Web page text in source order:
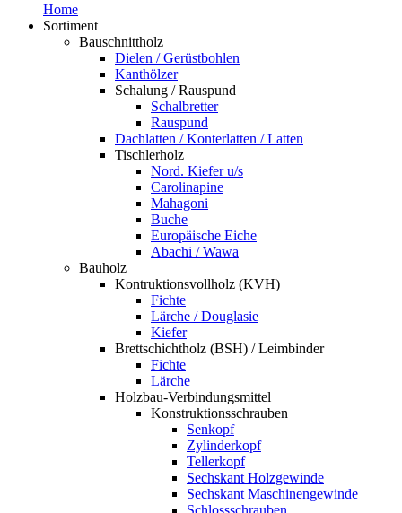
Home
Sortiment
Bauschnittholz
Dielen / Gerüstbohlen
Kanthölzer
Schalung / Rauspund
Schalbretter
Rauspund
Dachlatten / Konterlatten / Latten
Tischlerholz
Nord. Kiefer u/s
Carolinapine
Mahagoni
Buche
Europäische Eiche
Abachi / Wawa
Bauholz
Kontruktionsvollholz (KVH)
Fichte
Lärche / Douglasie
Kiefer
Brettschichtholz (BSH) / Leimbinder
Fichte
Lärche
Holzbau-Verbindungsmittel
Konstruktionsschrauben
Senkopf
Zylinderkopf
Tellerkopf
Sechskant Holzgewinde
Sechskant Maschinengewinde
Schlossschrauben